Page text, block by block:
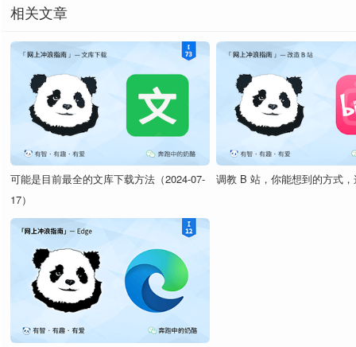
相关文章
可能是目前最全的文库下载方法（2024-07-
17）
调教 B 站，你能想到的方式